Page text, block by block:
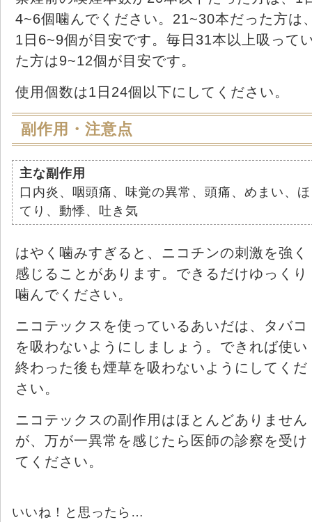
4~6個噛んでください。21~30本だった方は
1日6~9個が目安です。毎日31本以上吸って
た方は9~12個が目安です。
使用個数は1日24個以下にしてください。
副作用・注意点
主な副作用
口内炎、咽頭痛、味覚の異常、頭痛、めまい、ほ
てり、動悸、吐き気
はやく噛みすぎると、ニコチンの刺激を強く
感じることがあります。できるだけゆっくり
噛んでください。
ニコテックスを使っているあいだは、タバコ
を吸わないようにしましょう。できれば使い
終わった後も煙草を吸わないようにしてくだ
さい。
ニコテックスの副作用はほとんどありません
が、万が一異常を感じたら医師の診察を受け
てください。
いいね！と思ったら…